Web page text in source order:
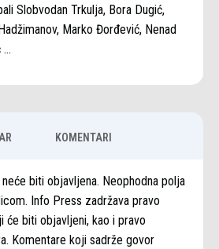
Slobvodan Trkulja, Bora Dugić,
Marko Đorđević, Nenad
…
KOMENTARI
biti objavljena. Neophodna polja
Info Press zadržava pravo
će biti objavljeni, kao i pravo
Komentare koji sadrže govor